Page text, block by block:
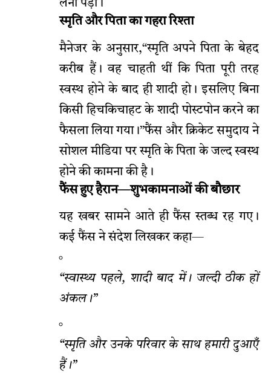
लेना पड़ा।
स्मृति और पिता का गहरा रिश्ता
मैनेजर के अनुसार,“स्मृति अपने पिता के बेहद
करीब हैं। वह चाहती थीं कि पिता पूरी तरह
स्वस्थ होने के बाद ही शादी हो। इसलिए बिना
किसी हिचकिचाहट के शादी पोस्टपोन करने का
फैसला लिया गया।”फैंस और क्रिकेट समुदाय ने
सोशल मीडिया पर स्मृति के पिता के जल्द स्वस्थ
होने की कामना की है।
फैंस हुए हैरान—शुभकामनाओं की बौछार
यह खबर सामने आते ही फैंस स्तब्ध रह गए।
कई फैंस ने संदेश लिखकर कहा—
“स्वास्थ्य पहले, शादी बाद में। जल्दी ठीक हों
अंकल।”
“स्मृति और उनके परिवार के साथ हमारी दुआएँ
हैं।”